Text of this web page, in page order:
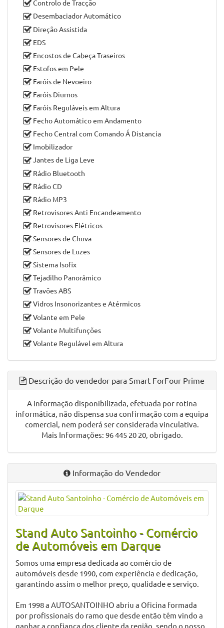
Ar Condicionado para Zona Traseira
Bancos Aquecidos
Bancos Rebatíveis
Bluetooth
Climatronic
Comandos do Rádio no Volante
Computador de Bordo
Controlo de Estabilidade
Controlo de Tracção
Desembaciador Automático
Direção Assistida
EDS
Encostos de Cabeça Traseiros
Estofos em Pele
Faróis de Nevoeiro
Faróis Diurnos
Faróis Reguláveis em Altura
Fecho Automático em Andamento
Fecho Central com Comando Á Distancia
Imobilizador
Jantes de Liga Leve
Rádio Bluetooth
Rádio CD
Rádio MP3
Retrovisores Anti Encandeamento
Retrovisores Elétricos
Sensores de Chuva
Sensores de Luzes
Tejadilho Panorâmico
Travões ABS
Vidros Insonorizantes e Atérmicos
Volante em Pele
Volante Multifunções
Volante Regulável em Altura
Descrição do vendedor para Smart ForFour Prime
A informação disponibilizada, efetuada por rotina
comercial, nem poderá ser considerada vinculativa.
Mais Informações: 96 445 20 20, obrigado.
Informação do Vendedor